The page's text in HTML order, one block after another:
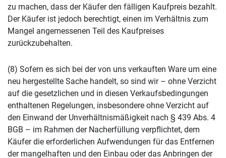
zu machen, dass der Käufer den fälligen Kaufpreis bezahlt.
Der Käufer ist jedoch berechtigt, einen im Verhältnis zum
Mangel angemessenen Teil des Kaufpreises
zurückzubehalten.
(8) Sofern es sich bei der von uns verkauften Ware um eine
neu hergestellte Sache handelt, so sind wir – ohne Verzicht
auf die gesetzlichen und in diesen Verkaufsbedingungen
enthaltenen Regelungen, insbesondere ohne Verzicht auf
den Einwand der Unverhältnismäßigkeit nach § 439 Abs. 4
BGB – im Rahmen der Nacherfüllung verpflichtet, dem
Käufer die erforderlichen Aufwendungen für das Entfernen
der mangelhaften und den Einbau oder das Anbringen der